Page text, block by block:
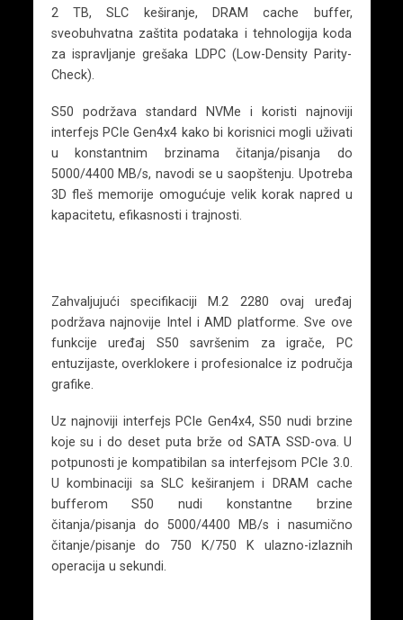
2 TB, SLC keširanje, DRAM cache buffer,
sveobuhvatna zaštita podataka i tehnologija koda
za ispravljanje grešaka LDPC (Low-Density Parity-
Check).
S50 podržava standard NVMe i koristi najnoviji
interfejs PCIe Gen4x4 kako bi korisnici mogli uživati
u konstantnim brzinama čitanja/pisanja do
5000/4400 MB/s, navodi se u saopštenju. Upotreba
3D fleš memorije omogućuje velik korak napred u
kapacitetu, efikasnosti i trajnosti.
Zahvaljujući specifikaciji M.2 2280 ovaj uređaj
podržava najnovije Intel i AMD platforme. Sve ove
funkcije uređaj S50 savršenim za igrače, PC
entuzijaste, overklokere i profesionalce iz područja
grafike.
Uz najnoviji interfejs PCIe Gen4x4, S50 nudi brzine
koje su i do deset puta brže od SATA SSD-ova. U
potpunosti je kompatibilan sa interfejsom PCIe 3.0.
U kombinaciji sa SLC keširanjem i DRAM cache
bufferom S50 nudi konstantne brzine
čitanja/pisanja do 5000/4400 MB/s i nasumično
čitanje/pisanje do 750 K/750 K ulazno-izlaznih
operacija u sekundi.